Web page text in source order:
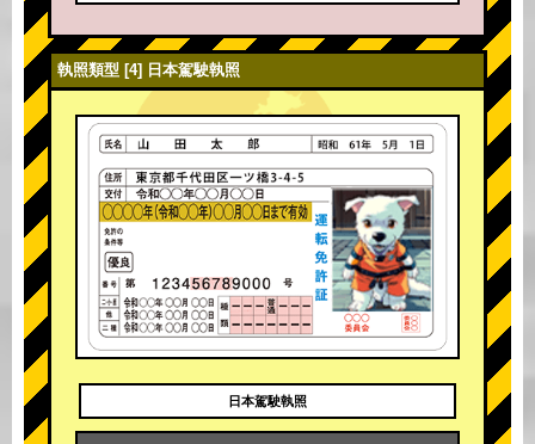
執照類型 [4] 日本駕駛執照
日本駕駛執照